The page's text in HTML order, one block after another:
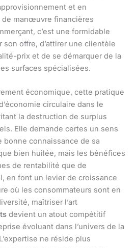
et en
de manœuvre financières
c’est une formidable
offre, d’attirer une clientèle
prix et de se démarquer de la
surfaces spécialisées.
économique, cette pratique
circulaire dans le
la destruction de surplus
Elle demande certes un sens
bonne connaissance de sa
bien huilée, mais les bénéfices
de rentabilité que de
en font un levier de croissance
où les consommateurs sont en
maîtriser l’art
devient un atout compétitif
évoluant dans l’univers de la
ne réside plus